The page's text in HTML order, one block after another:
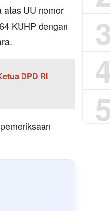
atas UU nomor
KUHP dengan
DPD RI
3
4
5